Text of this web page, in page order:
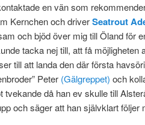
en vän som
Kernchen och driverSeatrout
och bjöd över mig till Öland för
tacka nej till, att få
till att landa den där första
Peter (Gälgreppet) och
tvekande då han ev skulle till
och säger att han självklart följer